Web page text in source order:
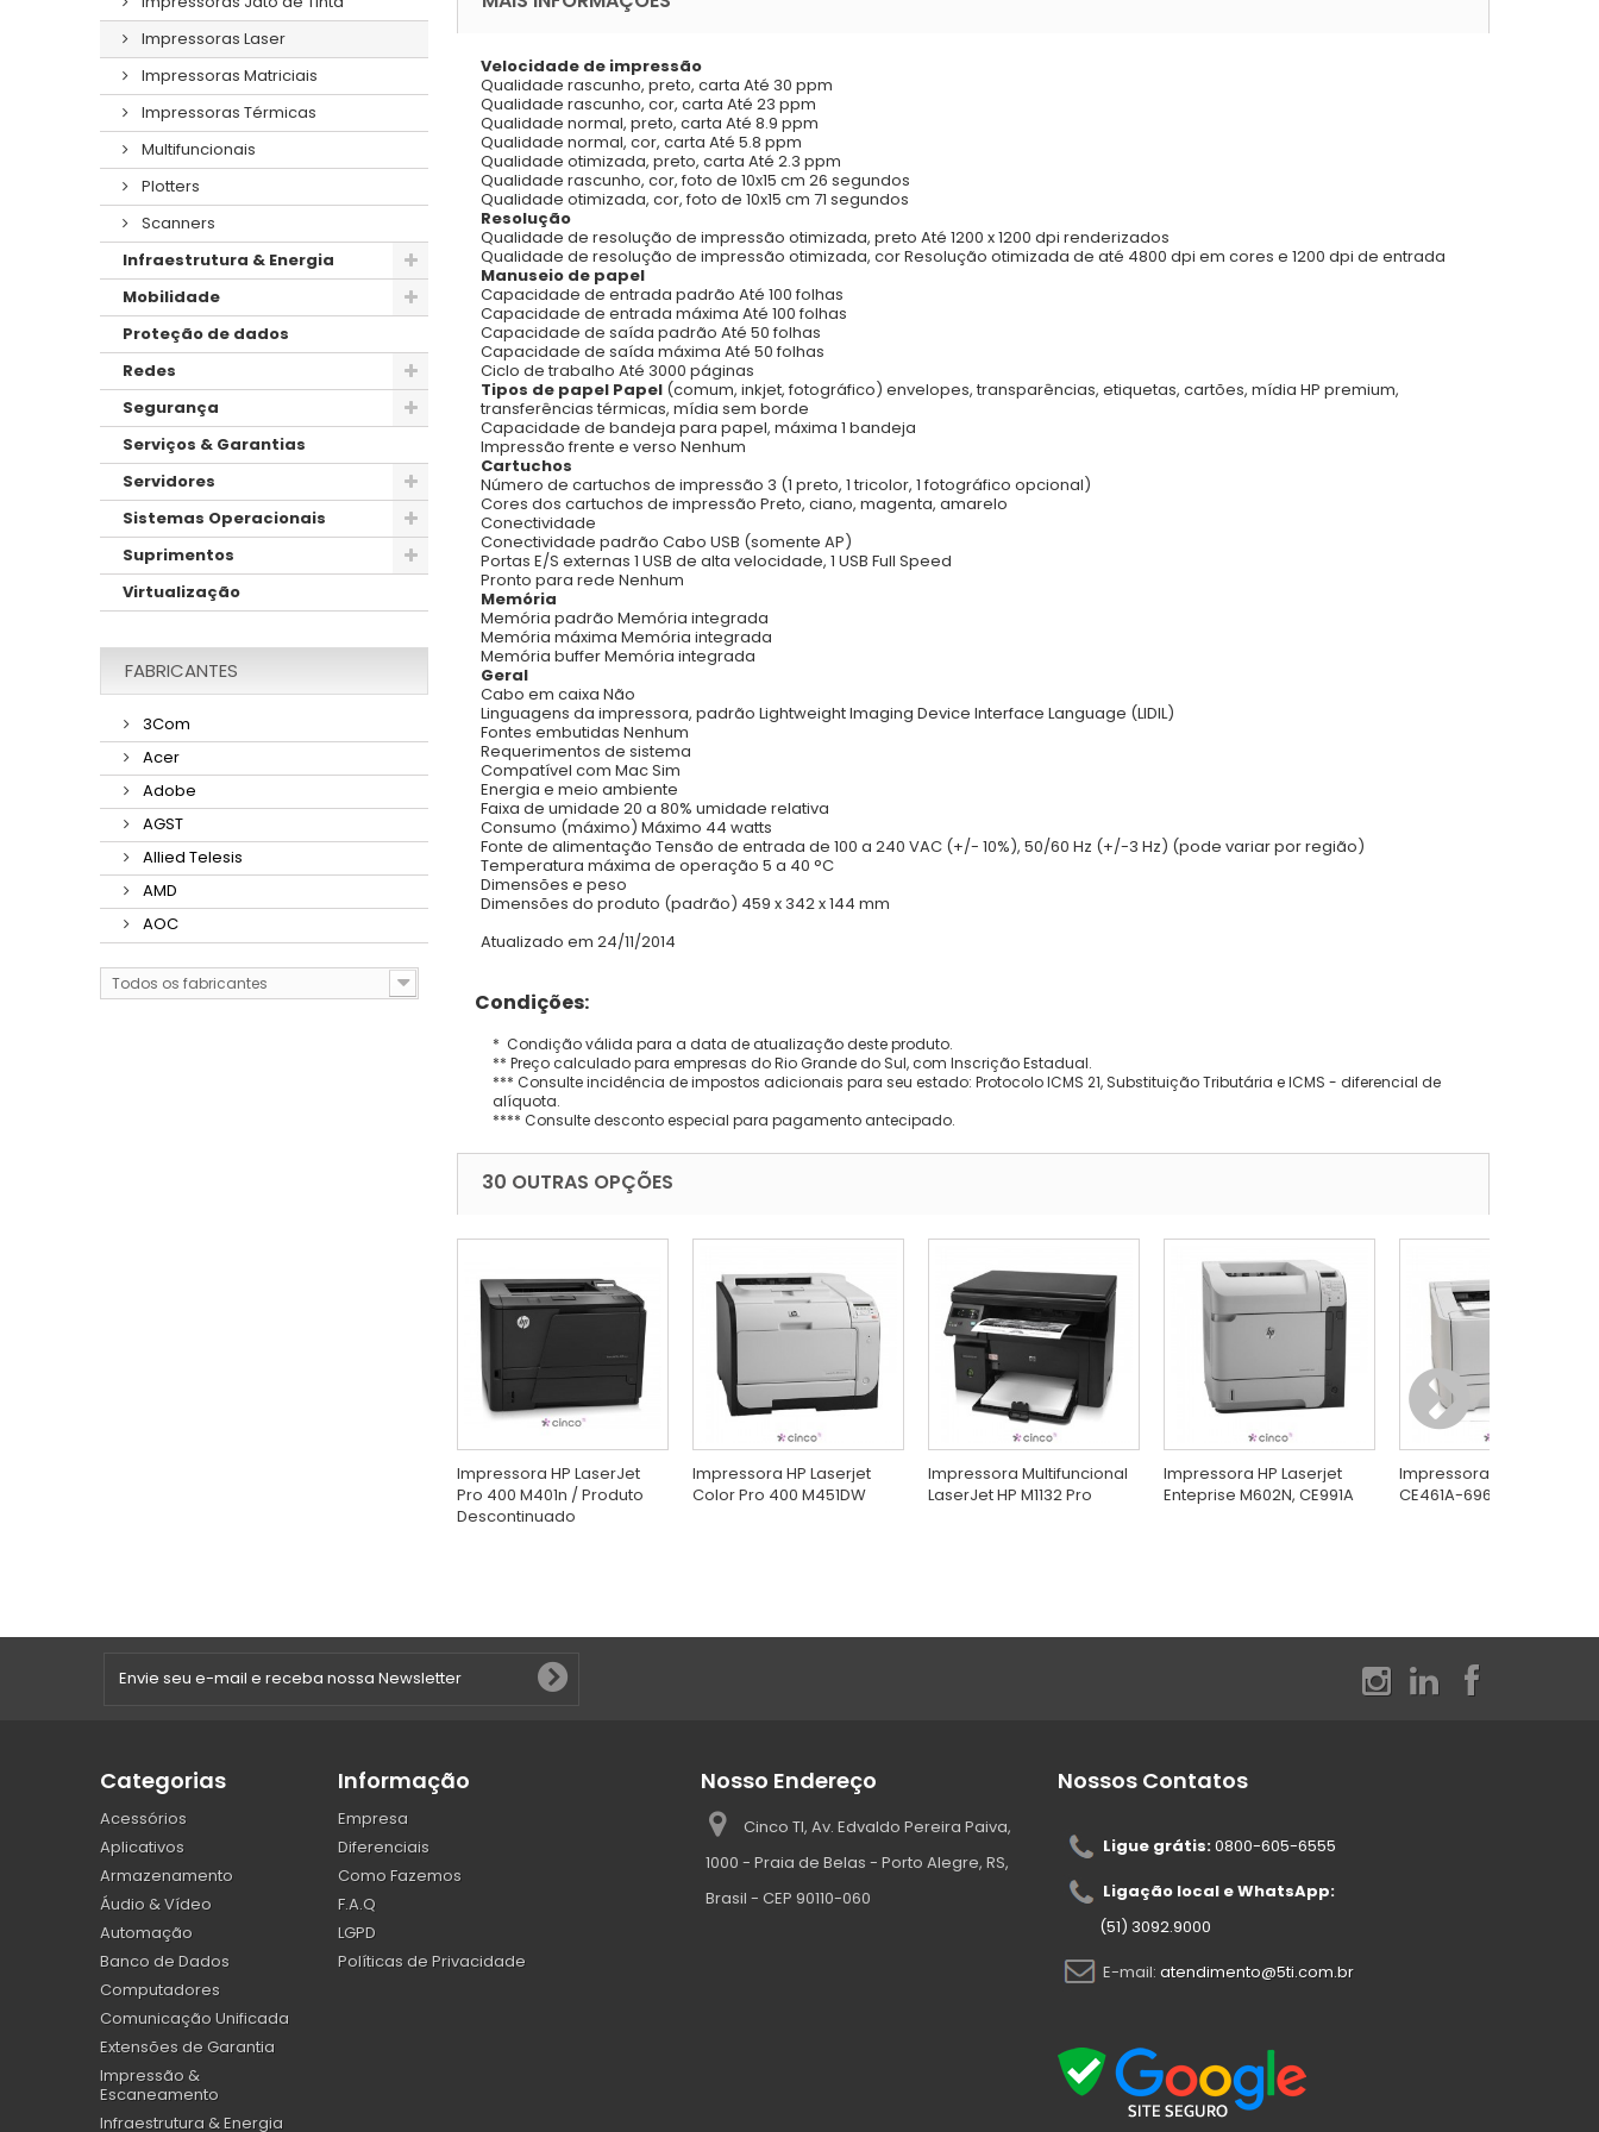
Impressoras Laser
Impressoras Matriciais
Impressoras Térmicas
Multifuncionais
Plotters
Scanners
Infraestrutura & Energia
Mobilidade
Proteção de dados
Redes
Segurança
Serviços & Garantias
Servidores
Sistemas Operacionais
Suprimentos
Virtualização
FABRICANTES
3Com
Acer
Adobe
AGST
Allied Telesis
AMD
AOC
Todos os fabricantes
Velocidade de impressão
Qualidade rascunho, preto, carta Até 30 ppm
Qualidade rascunho, cor, carta Até 23 ppm
Qualidade normal, preto, carta Até 8.9 ppm
Qualidade normal, cor, carta Até 5.8 ppm
Qualidade otimizada, preto, carta Até 2.3 ppm
Qualidade rascunho, cor, foto de 10x15 cm 26 segundos
Qualidade otimizada, cor, foto de 10x15 cm 71 segundos
Resolução
Qualidade de resolução de impressão otimizada, preto Até 1200 x 1200 dpi renderizados
Qualidade de resolução de impressão otimizada, cor Resolução otimizada de até 4800 dpi em cores e 1200 dpi de entrada
Manuseio de papel
Capacidade de entrada padrão Até 100 folhas
Capacidade de entrada máxima Até 100 folhas
Capacidade de saída padrão Até 50 folhas
Capacidade de saída máxima Até 50 folhas
Ciclo de trabalho Até 3000 páginas
Tipos de papel Papel (comum, inkjet, fotográfico) envelopes, transparências, etiquetas, cartões, mídia HP premium,
transferências térmicas, mídia sem borde
Capacidade de bandeja para papel, máxima 1 bandeja
Impressão frente e verso Nenhum
Cartuchos
Número de cartuchos de impressão 3 (1 preto, 1 tricolor, 1 fotográfico opcional)
Cores dos cartuchos de impressão Preto, ciano, magenta, amarelo
Conectividade
Conectividade padrão Cabo USB (somente AP)
Portas E/S externas 1 USB de alta velocidade, 1 USB Full Speed
Pronto para rede Nenhum
Memória
Memória padrão Memória integrada
Memória máxima Memória integrada
Memória buffer Memória integrada
Geral
Cabo em caixa Não
Linguagens da impressora, padrão Lightweight Imaging Device Interface Language (LIDIL)
Fontes embutidas Nenhum
Requerimentos de sistema
Compatível com Mac Sim
Energia e meio ambiente
Faixa de umidade 20 a 80% umidade relativa
Consumo (máximo) Máximo 44 watts
Fonte de alimentação Tensão de entrada de 100 a 240 VAC (+/- 10%), 50/60 Hz (+/-3 Hz) (pode variar por região)
Temperatura máxima de operação 5 a 40 °C
Dimensões e peso
Dimensões do produto (padrão) 459 x 342 x 144 mm
Atualizado em 24/11/2014
Condições:
* Condição válida para a data de atualização deste produto.
** Preço calculado para empresas do Rio Grande do Sul, com Inscrição Estadual.
*** Consulte incidência de impostos adicionais para seu estado: Protocolo ICMS 21, Substituição Tributária e ICMS - diferencial de
alíquota.
**** Consulte desconto especial para pagamento antecipado.
30 OUTRAS OPÇÕES
Impressora HP LaserJet
Pro 400 M401n / Produto
Descontinuado
Impressora HP Laserjet
Color Pro 400 M451DW
Impressora Multifuncional
LaserJet HP M1132 Pro
Impressora HP Laserjet
Enteprise M602N, CE991A
Impressora Laser Hp
CE461A-696
Categorias
Acessórios
Aplicativos
Armazenamento
Áudio & Vídeo
Automação
Banco de Dados
Computadores
Comunicação Unificada
Extensões de Garantia
Impressão &
Escaneamento
Infraestrutura & Energia
Informação
Empresa
Diferenciais
Como Fazemos
F.A.Q
LGPD
Políticas de Privacidade
Nosso Endereço
Cinco TI, Av. Edvaldo Pereira Paiva,
1000 - Praia de Belas - Porto Alegre, RS,
Brasil - CEP 90110-060
Nossos Contatos
Ligue grátis:0800-605-6555
Ligação local e WhatsApp:
(51) 3092.9000
E-mail: atendimento@5ti.com.br